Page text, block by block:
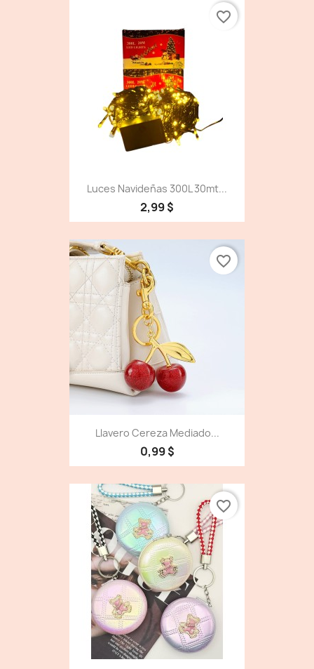
Luces Navideñas 300L 30mt...
2,99 $
favorite_border
Llavero Cereza Mediado...
0,99 $
favorite_border
favorite_border